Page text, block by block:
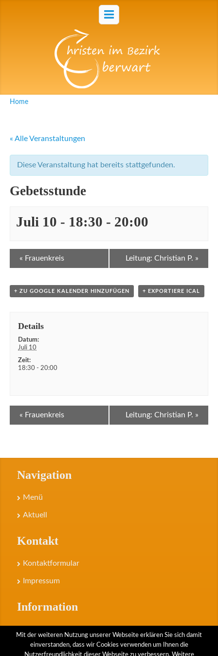
Home
« Alle Veranstaltungen
Diese Veranstaltung hat bereits stattgefunden.
Gebetsstunde
Juli 10 - 18:30 - 20:00
Veranstaltung
Navigation
« Frauenkreis Leitung: Christian P. »
+ ZU GOOGLE KALENDER HINZUFÜGEN + EXPORTIERE ICAL
Details
Datum:
Juli 10
Zeit:
18:30 - 20:00
Veranstaltung
Navigation
« Frauenkreis Leitung: Christian P. »
Navigation
Menü
Aktuell
Kontakt
Kontaktformular
Impressum
Information
Mit der weiteren Nutzung unserer Webseite erklären Sie sich damit
einverstanden, dass wir Cookies verwenden um Ihnen die